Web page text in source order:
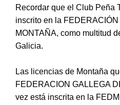
Recordar que el Club Peña
inscrito en la
MONTAÑA, como multitud
Galicia.
Las licencias de Montaña
FEDERACION GALLEGA
vez está inscrita en la